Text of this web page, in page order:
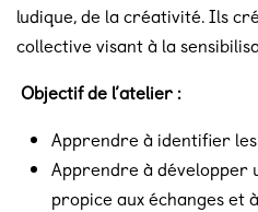
ludique, de la créativité. Ils
collective visant à la
Objectif de l’atelier :
Apprendre à identifier les
Apprendre à développer
propice aux échanges et